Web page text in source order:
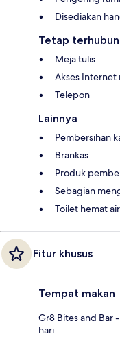
Disediakan
Tetap
Meja tulis
Akses Internet
Telepon
Lainnya
Pembersihan
Brankas
Produk
Sebagian
Toilet hemat air
Fitur khusus
Tempat makan
Gr8 Bites and Bar
hari